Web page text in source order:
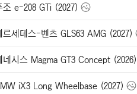
조 e-208 GTi (2027)
르세데스-벤츠 GLS63 AMG (2027)
네시스 Magma GT3 Concept (2026)
iX3 Long Wheelbase (2027)